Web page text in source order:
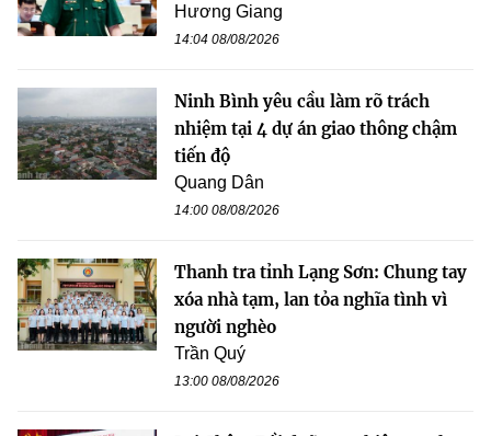
Hương Giang
14:04 08/08/2026
Ninh Bình yêu cầu làm rõ trách
nhiệm tại 4 dự án giao thông chậm
tiến độ
Quang Dân
14:00 08/08/2026
Thanh tra tỉnh Lạng Sơn: Chung tay
xóa nhà tạm, lan tỏa nghĩa tình vì
người nghèo
Trần Quý
13:00 08/08/2026